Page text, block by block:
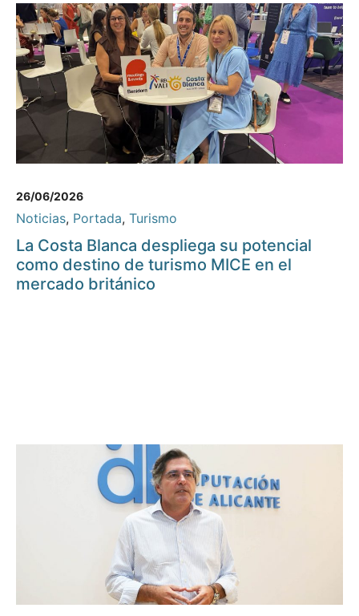
26/06/2026
Noticias, Portada, Turismo
La Costa Blanca despliega su potencial
como destino de turismo MICE en el
mercado británico